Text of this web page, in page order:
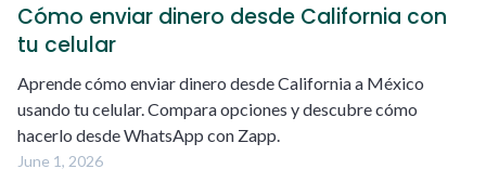
Cómo enviar dinero desde California con
tu celular
Aprende cómo enviar dinero desde California a México
usando tu celular. Compara opciones y descubre cómo
hacerlo desde WhatsApp con Zapp.
June 1, 2026